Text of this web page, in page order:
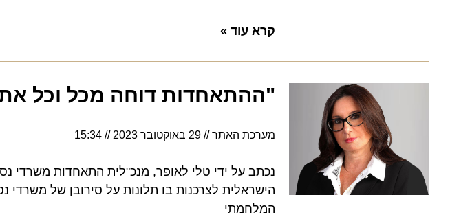
קרא עוד »
"ההתאחדות דוחה מכל וכל את
מערכת האתר 29 באוקטובר 2023 15:34
נכתב על ידי טלי לאופר, מנכ"לית התאחדות משרדי
הישראלית לצרכנות בו תלונות על סירובן של משרדי
המלחמתי